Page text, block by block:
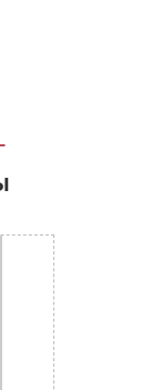
(Склад:
Мы работаем
как: ПЭК, СДЭК,
любого этажа
подъем без
при
и является